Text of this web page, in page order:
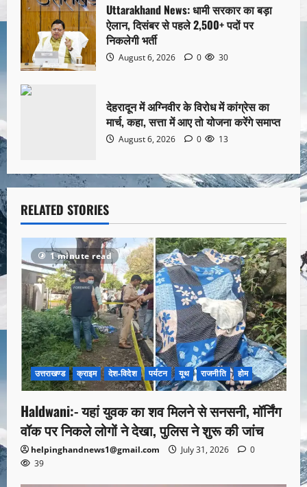
Uttarakhand News: धामी सरकार का बड़ा
ऐलान, दिसंबर से पहले 2,500+ पदों पर
निकलेगी भर्ती
August 6, 2026 0 30
देहरादून में अग्निवीर के विरोध में कांग्रेस का
मार्च, कहा, सत्ता में आए तो योजना करेंगे समाप्त
August 6, 2026 0 13
RELATED STORIES
1 minute read
उत्तराखण्ड क्राइम देश-विदेश पर्यटन यूथ राजनीति होम
Haldwani:- यहां युवक का शव मिलने से सनसनी, मॉर्निंग
वॉक पर निकले लोगों ने देखा, पुलिस ने शुरू की जांच
helpinghandnews1@gmail.com July 31, 2026
0
39